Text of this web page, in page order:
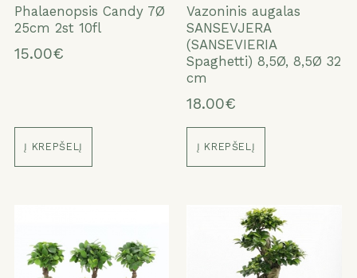
Phalaenopsis Candy 7Ø
25cm 2st 10fl
15.00€
Į KREPŠELĮ
Vazoninis augalas
SANSEVJERA
(SANSEVIERIA
Spaghetti) 8,5Ø, 8,5Ø 32
cm
18.00€
Į KREPŠELĮ